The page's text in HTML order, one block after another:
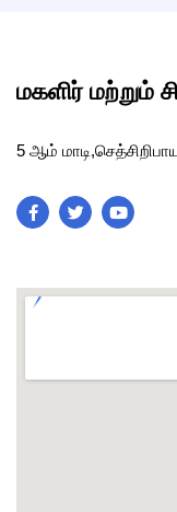
மகளிர் மற்றும்
5 ஆம்